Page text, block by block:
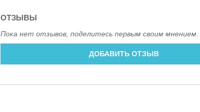
ОТЗЫВЫ
Пока нет отзывов, поделитесь первым своим мнением.
ДОБАВИТЬ ОТЗЫВ